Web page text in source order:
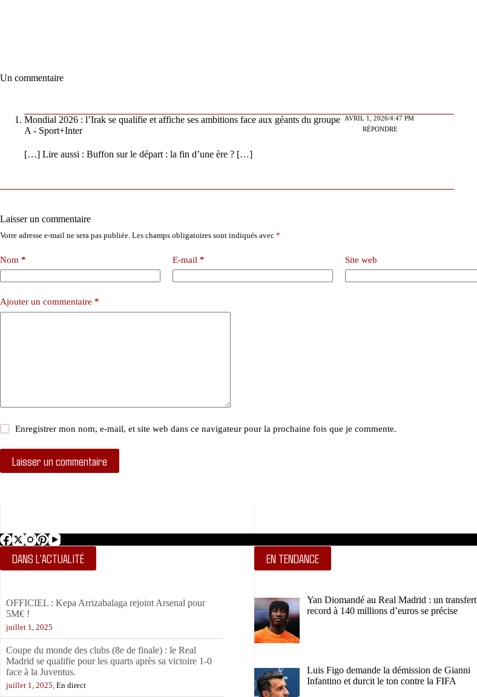
Un commentaire
Mondial 2026 : l’Irak se qualifie et affiche ses ambitions face aux géants du groupe
A - Sport+Inter
AVRIL 1, 2026/4:47 PM
RÉPONDRE
[…] Lire aussi : Buffon sur le départ : la fin d’une ère ? […]
Laisser un commentaire
Votre adresse e-mail ne sera pas publiée. Les champs obligatoires sont indiqués avec *
Nom * E-mail * Site web
Ajouter un commentaire *
Enregistrer mon nom, e-mail, et site web dans ce navigateur pour la prochaine fois que je commente.
Laisser un commentaire
DANS L'ACTUALITÉ
Coupe du monde des clubs (8e de finale) : le Real
Madrid se qualifie pour les quarts après sa victoire 1-0
face à la Juventus.
juillet 1, 2025,En direct
Coupe du monde des clubs (8e de finale) : c’est la mi-
temps entre le Real Madrid et la Juventus, toujours 0-0.
juillet 1, 2025
EN TENDANCE
Yan Diomandé au Real Madrid : un transfert
record à 140 millions d’euros se précise
Luis Figo demande la démission de Gianni
Infantino et durcit le ton contre la FIFA